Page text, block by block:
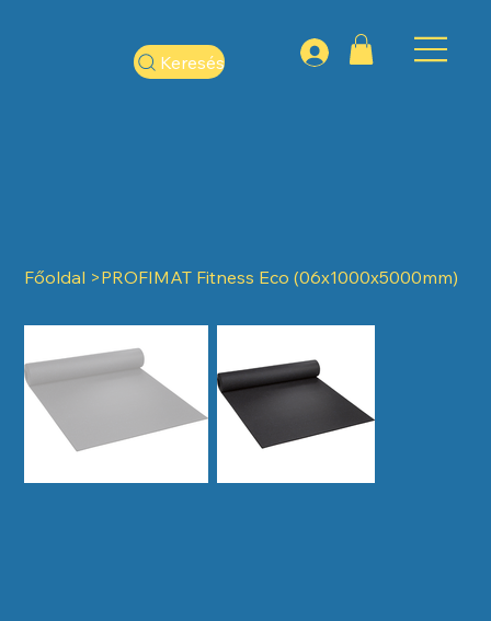
Keresés
Főoldal >PROFIMAT Fitness Eco (06x1000x5000mm)